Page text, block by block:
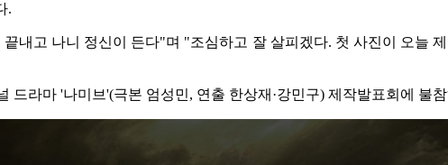
.
내고 나니 정신이 든다"며 "조심하고 잘 살피겠다. 첫 사진이 오늘
드라마 '나미브'(극본 엄성민, 연출 한상재·강민구) 제작발표회에 불